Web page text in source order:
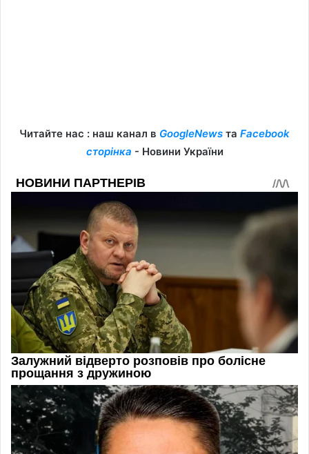
Читайте нас : наш канал в GoogleNews та Facebook
сторінка - Новини України